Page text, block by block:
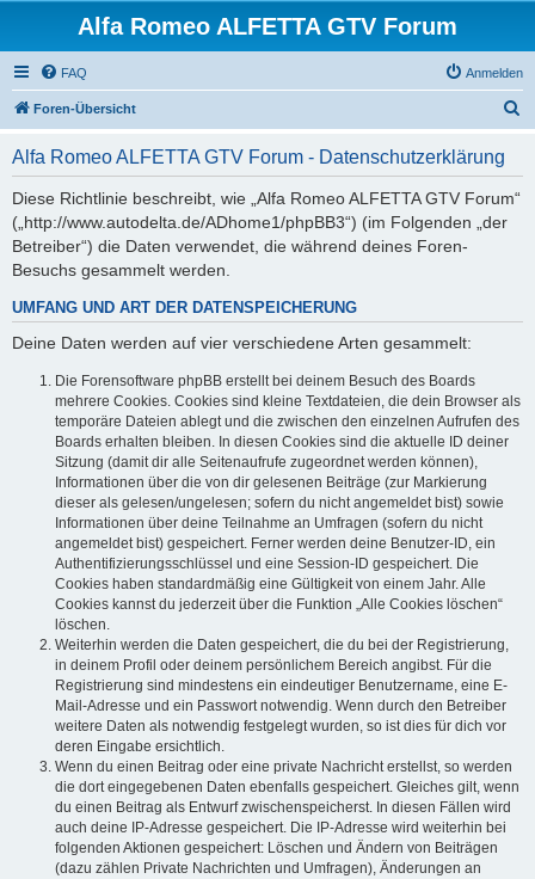
Alfa Romeo ALFETTA GTV Forum
FAQ Anmelden
Foren-Übersicht
Alfa Romeo ALFETTA GTV Forum - Datenschutzerklärung
Diese Richtlinie beschreibt, wie „Alfa Romeo ALFETTA GTV Forum“
(„http://www.autodelta.de/ADhome1/phpBB3“) (im Folgenden „der
Betreiber“) die Daten verwendet, die während deines Foren-
Besuchs gesammelt werden.
UMFANG UND ART DER DATENSPEICHERUNG
Deine Daten werden auf vier verschiedene Arten gesammelt:
Die Forensoftware phpBB erstellt bei deinem Besuch des Boards
mehrere Cookies. Cookies sind kleine Textdateien, die dein Browser als
temporäre Dateien ablegt und die zwischen den einzelnen Aufrufen des
Boards erhalten bleiben. In diesen Cookies sind die aktuelle ID deiner
Sitzung (damit dir alle Seitenaufrufe zugeordnet werden können),
Informationen über die von dir gelesenen Beiträge (zur Markierung
dieser als gelesen/ungelesen; sofern du nicht angemeldet bist) sowie
Informationen über deine Teilnahme an Umfragen (sofern du nicht
angemeldet bist) gespeichert. Ferner werden deine Benutzer-ID, ein
Authentifizierungsschlüssel und eine Session-ID gespeichert. Die
Cookies haben standardmäßig eine Gültigkeit von einem Jahr. Alle
Cookies kannst du jederzeit über die Funktion „Alle Cookies löschen“
löschen.
Weiterhin werden die Daten gespeichert, die du bei der Registrierung,
in deinem Profil oder deinem persönlichem Bereich angibst. Für die
Registrierung sind mindestens ein eindeutiger Benutzername, eine E-
Mail-Adresse und ein Passwort notwendig. Wenn durch den Betreiber
weitere Daten als notwendig festgelegt wurden, so ist dies für dich vor
deren Eingabe ersichtlich.
Wenn du einen Beitrag oder eine private Nachricht erstellst, so werden
die dort eingegebenen Daten ebenfalls gespeichert. Gleiches gilt, wenn
du einen Beitrag als Entwurf zwischenspeicherst. In diesen Fällen wird
auch deine IP-Adresse gespeichert. Die IP-Adresse wird weiterhin bei
folgenden Aktionen gespeichert: Löschen und Ändern von Beiträgen
(dazu zählen Private Nachrichten und Umfragen), Änderungen an